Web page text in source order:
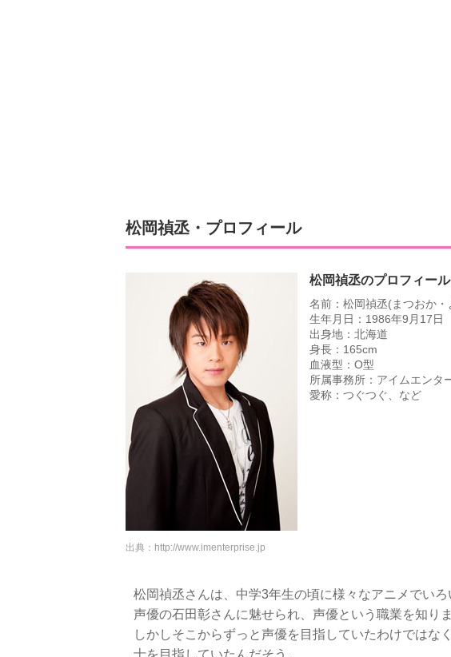
松岡禎丞・プロフィール
松岡禎丞のプロフィール
名前：松岡禎丞(まつおか・
生年月日：1986年9月17日
出身地：北海道
身長：165cm
血液型：O型
所属事務所：アイムエンタ
愛称：つぐつぐ、など
出典： http://www.imenterprise.jp
松岡禎丞さんは、中学3年生の頃に様々なアニメでい
声優の石田彰さんに魅せられ、声優という職業を知りま
しかしそこからずっと声優を目指していたわけではな
士を目指していたんだそう。